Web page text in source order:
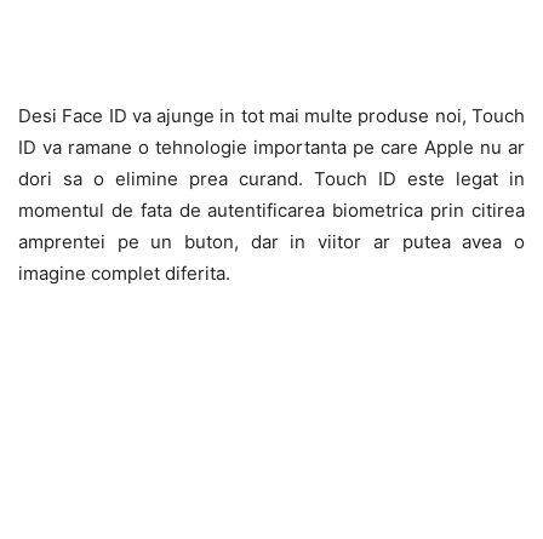
Desi Face ID va ajunge in tot mai multe produse noi, Touch
ID va ramane o tehnologie importanta pe care Apple nu ar
dori sa o elimine prea curand. Touch ID este legat in
momentul de fata de autentificarea biometrica prin citirea
amprentei pe un buton, dar in viitor ar putea avea o
imagine complet diferita.